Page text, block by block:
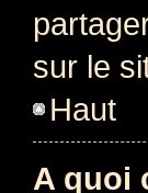
sur le
Haut
A quoi